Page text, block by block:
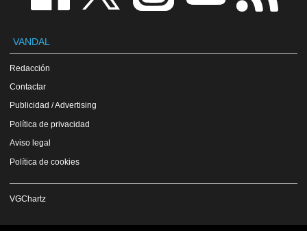
VANDAL
Redacción
Contactar
Publicidad / Advertising
Política de privacidad
Aviso legal
Política de cookies
VGChartz